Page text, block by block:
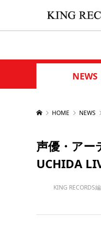
NEWS
HOME NEWS
声優・アー
UCHIDA
KING RECORDS